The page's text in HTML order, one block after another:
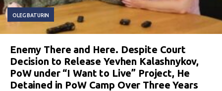
OLEG BATURIN
Enemy There and Here. Despite Court
Decision to Release Yevhen Kalashnykov,
PoW under “I Want to Live” Project, He
Detained in PoW Camp Over Three Years